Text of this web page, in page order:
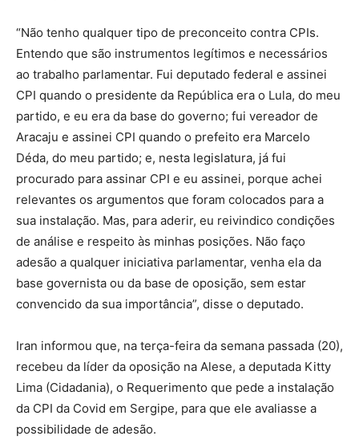
“Não tenho qualquer tipo de preconceito contra CPIs.
Entendo que são instrumentos legítimos e necessários
ao trabalho parlamentar. Fui deputado federal e assinei
CPI quando o presidente da República era o Lula, do meu
partido, e eu era da base do governo; fui vereador de
Aracaju e assinei CPI quando o prefeito era Marcelo
Déda, do meu partido; e, nesta legislatura, já fui
procurado para assinar CPI e eu assinei, porque achei
relevantes os argumentos que foram colocados para a
sua instalação. Mas, para aderir, eu reivindico condições
de análise e respeito às minhas posições. Não faço
adesão a qualquer iniciativa parlamentar, venha ela da
base governista ou da base de oposição, sem estar
convencido da sua importância”, disse o deputado.
Iran informou que, na terça-feira da semana passada (20),
recebeu da líder da oposição na Alese, a deputada Kitty
Lima (Cidadania), o Requerimento que pede a instalação
da CPI da Covid em Sergipe, para que ele avaliasse a
possibilidade de adesão.